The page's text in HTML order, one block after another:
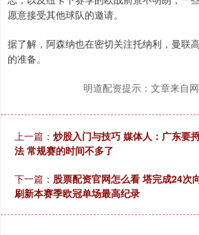
愿意接受其他球队的邀请。
据了解，阿森纳也在密切关注托纳利，曼联
的准备。
明道配资提示：文章来自
上一篇： 炒股入门与技巧 媒体人：广东要
法 常规赛的时间不多了
下一篇： 股票配资官网怎么看 塔完成24次
刷新本赛季欧冠单场最高纪录